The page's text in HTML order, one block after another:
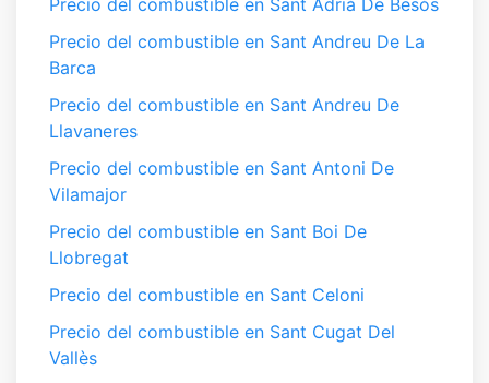
Precio del combustible en Sant Adrià De Besòs
Precio del combustible en Sant Andreu De La
Barca
Precio del combustible en Sant Andreu De
Llavaneres
Precio del combustible en Sant Antoni De
Vilamajor
Precio del combustible en Sant Boi De
Llobregat
Precio del combustible en Sant Celoni
Precio del combustible en Sant Cugat Del
Vallès